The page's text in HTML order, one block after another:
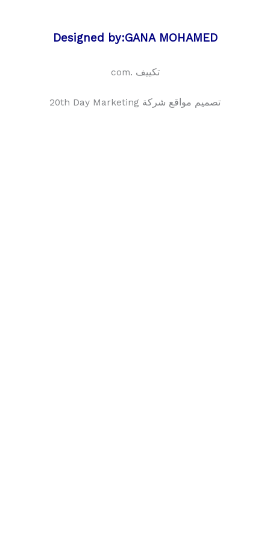
Designed by:GANA MOHAMED
تكييف .com
تصميم مواقع شركة 20th Day Marketing